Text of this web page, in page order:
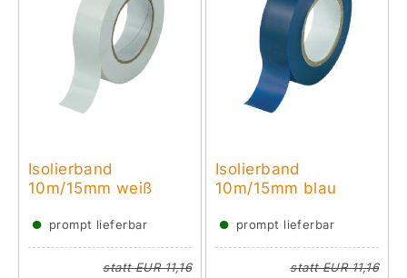
Isolierband
10m/15mm weiß
● prompt lieferbar
stattEUR 11,16
Isolierband
10m/15mm blau
● prompt lieferbar
stattEUR 11,16